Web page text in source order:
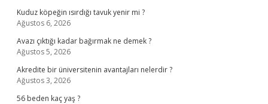
Kuduz köpeğin ısırdığı tavuk yenir mi ?
Ağustos 6, 2026
Avazı çıktığı kadar bağırmak ne demek ?
Ağustos 5, 2026
Akredite bir üniversitenin avantajları nelerdir ?
Ağustos 3, 2026
56 beden kaç yaş ?